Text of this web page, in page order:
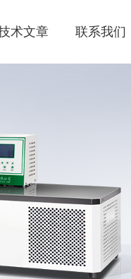
术文章 联系我们